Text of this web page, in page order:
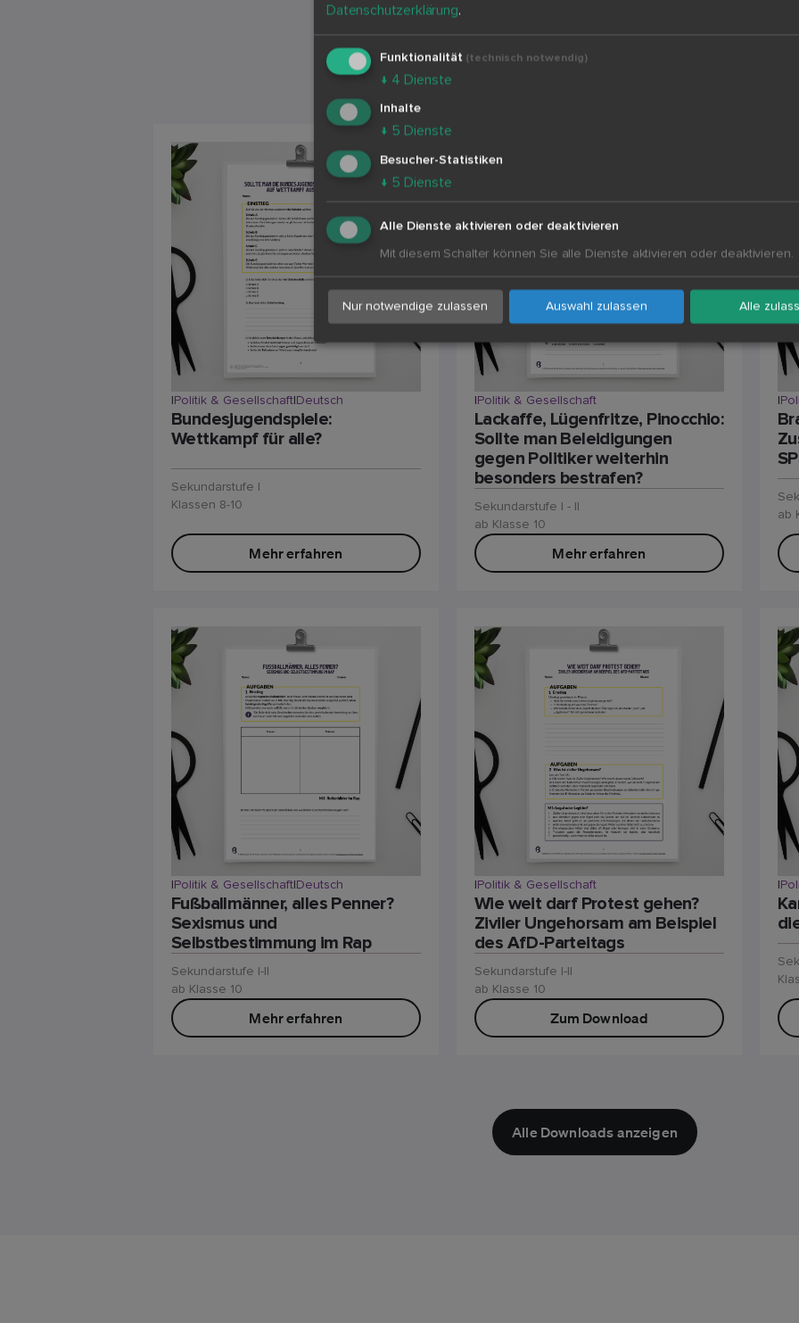
Das könnte Sie auch
|Politik & Gesellschaft|Deutsch
Bundesjugendspiele:
Wettkampf für alle?
Sekundarstufe I
Klassen 8-10
Mehr erfahren
|Politik & Gesellschaft
Lackaffe, Lügenfritze, Pinocchio:
Sollte man Beleidigungen
gegen Politiker weiterhin
besonders bestrafen?
Sekundarstufe I - II
ab Klasse 10
Mehr erfahren
|
ab
|Politik & Gesellschaft|Deutsch
Fußballmänner, alles Penner?
Sexismus und
Selbstbestimmung im Rap
Sekundarstufe I-II
ab Klasse 10
Mehr erfahren
|Politik & Gesellschaft
Wie weit darf Protest gehen?
Ziviler Ungehorsam am Beispiel
des AfD-Parteitags
Sekundarstufe I-II
ab Klasse 10
Zum Download
|
Alle Downloads anzeigen
Datenschutzerklärung.
Funktionalität (technisch notwendig)
↓ 4 Dienste
Inhalte
↓ 5 Dienste
Besucher-Statistiken
↓ 5 Dienste
Alle Dienste aktivieren oder deaktivieren
Mit diesem Schalter können Sie alle Dienste aktivieren oder deaktivieren.
Nur notwendige zulassen Auswahl zulassen Alle